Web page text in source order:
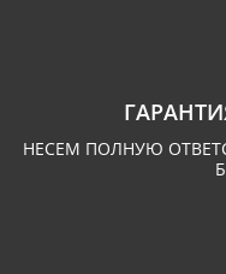
НЕСЕМ ПОЛНУЮ